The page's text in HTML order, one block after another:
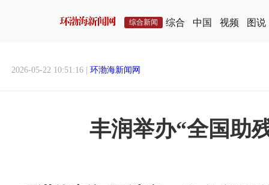
综合新闻 综合 中国 视频 图说
2026-05-22 10:51:16 | 环渤海新闻网
丰润举办“全国助